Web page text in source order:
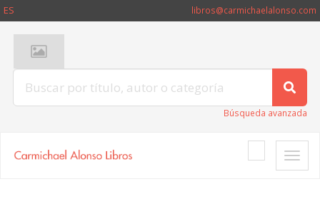
ES libros@carmichaelalonso.com
Búsqueda avanzada
Toggle